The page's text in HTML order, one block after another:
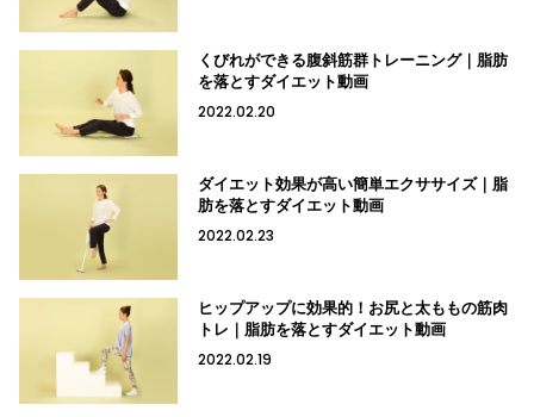
くびれができる腹斜筋群トレーニング｜脂肪
を落とすダイエット動画
2022.02.20
ダイエット効果が高い簡単エクササイズ｜脂
肪を落とすダイエット動画
2022.02.23
ヒップアップに効果的！お尻と太ももの筋肉
トレ｜脂肪を落とすダイエット動画
2022.02.19